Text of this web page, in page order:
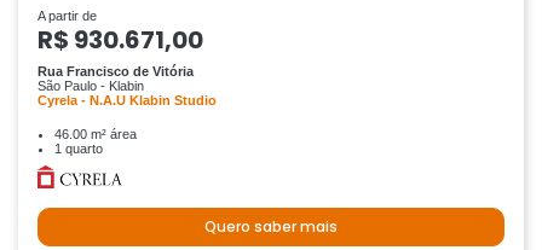
A partir de
R$ 930.671,00
Rua Francisco de Vitória
São Paulo - Klabin
Cyrela - N.A.U Klabin Studio
46.00 m² área
1 quarto
Quero saber mais